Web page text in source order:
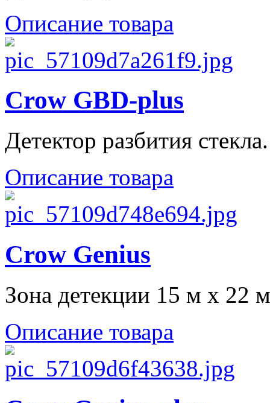
Описание товара
Crow GBD-plus
Детектор разбития
Описание товара
Crow Genius
Зона детекции 15 м х 22
Описание товара